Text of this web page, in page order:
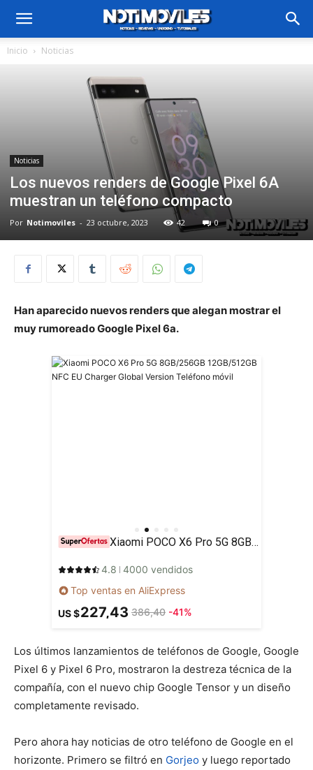
Inicio Noticias
Noticias
Los nuevos renders de Google Pixel 6A
muestran un teléfono compacto
Por Notimoviles - 23 octubre, 2023 42 0
Han aparecido nuevos renders que alegan mostrar el
muy rumoreado Google Pixel 6a.
Xiaomi POCO X6 Pro 5G 8GB/256GB 12GB/512GB NFC EU Charger Global Version Teléfono móvil
4.8 4000 vendidos
Top ventas en AliExpress
US $227,43 386,40 -41%
Los últimos lanzamientos de teléfonos de Google, Google
Pixel 6 y Pixel 6 Pro, mostraron la destreza técnica de la
compañía, con el nuevo chip Google Tensor y un diseño
completamente revisado.
Pero ahora hay noticias de otro teléfono de Google en el
horizonte. Primero se filtró en Gorjeo y luego reportado